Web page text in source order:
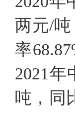
两元/吨
率
2021
吨，同